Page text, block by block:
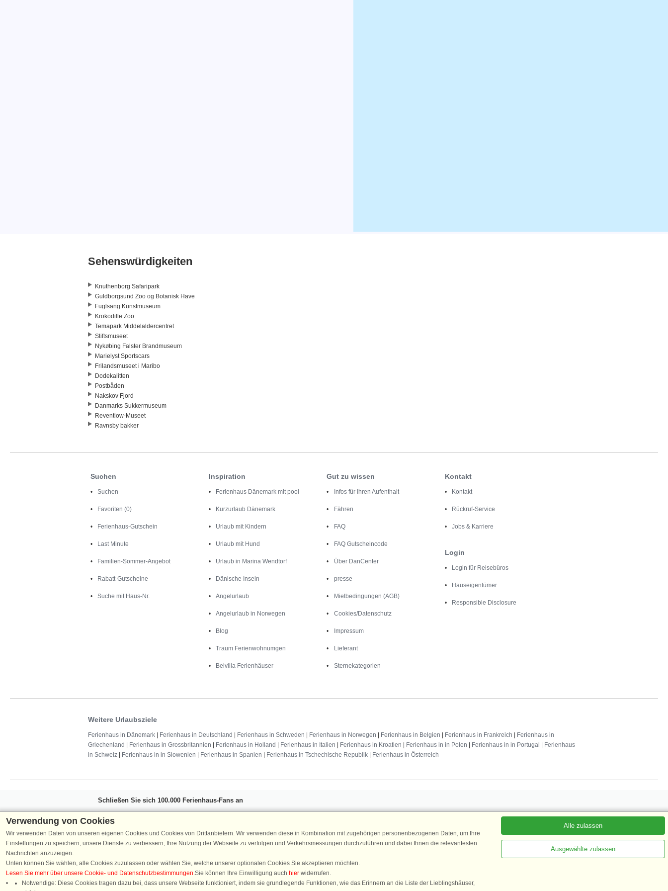
Sehenswürdigkeiten
Knuthenborg Safaripark
Guldborgsund Zoo og Botanisk Have
Fuglsang Kunstmuseum
Krokodille Zoo
Temapark Middelaldercentret
Stiftsmuseet
Nykøbing Falster Brandmuseum
Marielyst Sportscars
Frilandsmuseet i Maribo
Dodekalitten
Postbåden
Nakskov Fjord
Danmarks Sukkermuseum
Reventlow-Museet
Ravnsby bakker
Suchen
Suchen
Favoriten (0)
Ferienhaus-Gutschein
Last Minute
Familien-Sommer-Angebot
Rabatt-Gutscheine
Suche mit Haus-Nr.
Inspiration
Ferienhaus Dänemark mit pool
Kurzurlaub Dänemark
Urlaub mit Kindern
Urlaub mit Hund
Urlaub in Marina Wendtorf
Dänische Inseln
Angelurlaub
Angelurlaub in Norwegen
Blog
Traum Ferienwohnumgen
Belvilla Ferienhäuser
Gut zu wissen
Infos für Ihren Aufenthalt
Fähren
FAQ
FAQ Gutscheincode
Über DanCenter
presse
Mietbedingungen (AGB)
Cookies/Datenschutz
Impressum
Lieferant
Sternekategorien
Kontakt
Kontakt
Rückruf-Service
Jobs & Karriere
Login
Login für Reisebüros
Hauseigentümer
Responsible Disclosure
Weitere Urlaubsziele
Ferienhaus in Dänemark Ferienhaus in Deutschland Ferienhaus in Schweden Ferienhaus in Norwegen Ferienhaus in Belgien Ferienhaus in Frankreich
Ferienhaus in
Griechenland
Ferienhaus in Grossbritannien Ferienhaus in Holland Ferienhaus in Italien Ferienhaus in Kroatien Ferienhaus in in Polen Ferienhaus in in Portugal
Ferienhaus
in Schweiz
Ferienhaus in in Slowenien Ferienhaus in Spanien Ferienhaus in Tschechische Republik Ferienhaus in Österreich
Schließen Sie sich 100.000 Ferienhaus-Fans an
Ferienhausurlaub - melden Sie sich einfach für den DanCenter Newsletter an.
Verpassen Sie nie wieder exklusive Angebote, Gewinnspiele und Urlaubstipps!
DanCenter Kundenbewertung
Verwendung von Cookies
Wir verwenden Daten von unseren eigenen Cookies und Cookies von Drittanbietern. Wir verwenden diese in Kombination mit zugehörigen personenbezogenen Daten, um Ihre
Einstellungen zu speichern, unsere Dienste zu verbessern, Ihre Nutzung der Webseite zu verfolgen und Verkehrsmessungen durchzuführen und dabei Ihnen die relevantesten
Nachrichten anzuzeigen.
Unten können Sie wählen, alle Cookies zuzulassen oder wählen Sie, welche unserer optionalen Cookies Sie akzeptieren möchten.
Lesen Sie mehr über unsere Cookie- und Datenschutzbestimmungen.Sie können Ihre Einwilligung auch hier widerrufen.
Notwendige: Diese Cookies tragen dazu bei, dass unsere Webseite funktioniert, indem sie grundlegende Funktionen, wie das Erinnern an die Liste der Lieblingshäuser,
Alle zulassen
Ausgewählte zulassen